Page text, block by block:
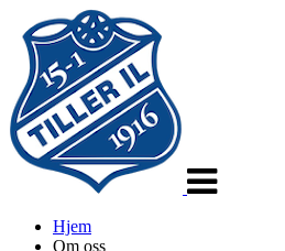
Hjem
Om oss